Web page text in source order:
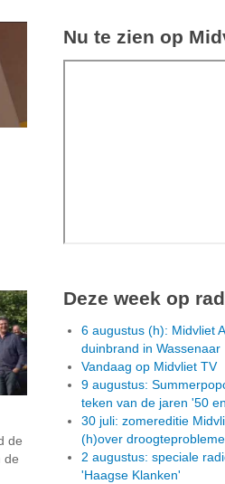
de
de
Nu te zien op
Deze week op
6 augustus (h): Midvliet
duinbrand in Wassenaar
Vandaag op Midvliet TV
9 augustus:
teken van de jaren '50
30 juli: zomereditie
(h)over
2 augustus: speciale
'Haagse Klanken'